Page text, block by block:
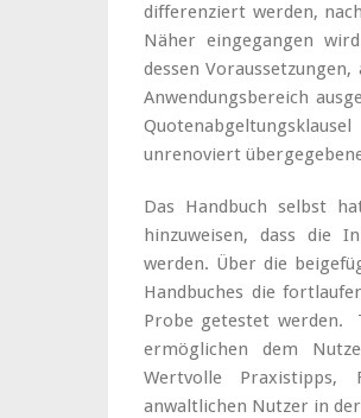
differenziert werden,
Näher eingegangen
dessen
Anwendungsbereich
unrenoviert
Das Handbuch selbst
hinzuweisen, dass die
werden. Über die
Handbuches die
Probe getestet werden.
ermöglichen dem
Wertvolle Praxistipps,
anwaltlichen Nutzer in